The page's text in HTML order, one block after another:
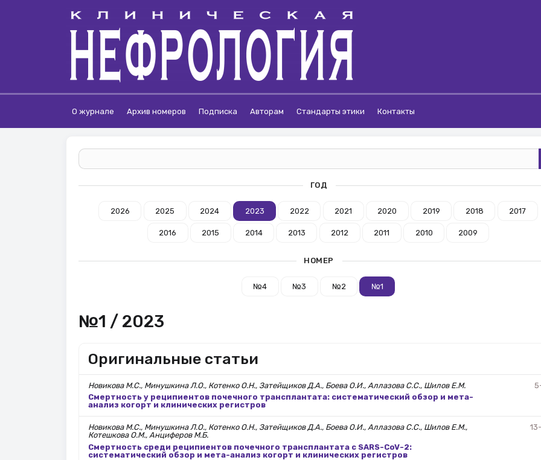
О журнале Архив номеров Подписка Авторам Стандарты этики Контакты
ГОД
2026 2025 2024 2023 2022 2021 2020 2019 2018 2017
2016 2015 2014 2013 2012 2011 2010 2009
НОМЕР
№4 №3 №2 №1
№1 / 2023
Оригинальные статьи
Новикова М.С., Минушкина Л.О., Котенко О.Н., Затейщиков Д.А., Боева О.И., Аллазова С.С., Шилов Е.М.
Смертность у реципиентов почечного трансплантата: систематический обзор и мета-
анализ когорт и клинических регистров
Новикова М.С., Минушкина Л.О., Котенко О.Н., Затейщиков Д.А., Боева О.И., Аллазова С.С., Шилов Е.М.,
Котешкова О.М., Анциферов М.Б.
Смертность среди реципиентов почечного трансплантата с SARS-CoV-2:
систематический обзор и мета-анализ когорт и клинических регистров